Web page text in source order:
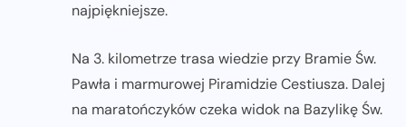
najpiękniejsze.
Na 3. kilometrze trasa wiedzie przy Bramie Św.
Pawła i marmurowej Piramidzie Cestiusza. Dalej
na maratończyków czeka widok na Bazylikę Św.